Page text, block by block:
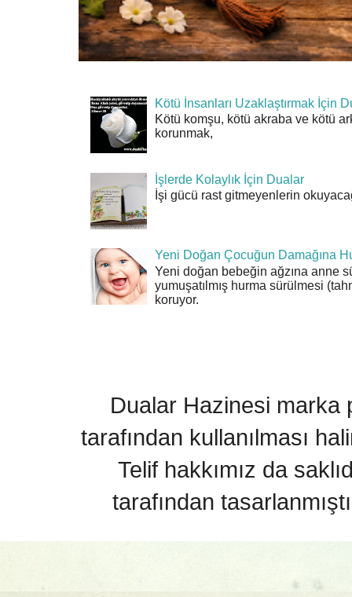
Kötü İnsanları Uzaklaştırmak İçin
Kötü komşu, kötü akraba ve kötü
korunmak,
İşlerde Kolaylık İçin Dualar
İşi gücü rast gitmeyenlerin
Yeni Doğan Çocuğun Damağına
Yeni doğan bebeğin ağzına anne
yumuşatılmış hurma sürülmesi
koruyor.
Dualar Hazinesi marka
tarafından kullanılması
Telif hakkımız da
tarafından